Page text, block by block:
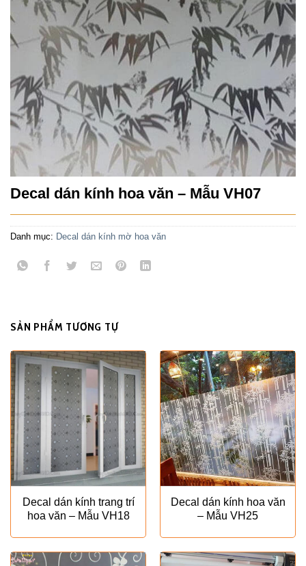
Decal dán kính hoa văn – Mẫu VH07
Danh mục: Decal dán kính mờ hoa văn
SẢN PHẨM TƯƠNG TỰ
Decal dán kính trang trí
hoa văn – Mẫu VH18
Decal dán kính hoa văn
– Mẫu VH25